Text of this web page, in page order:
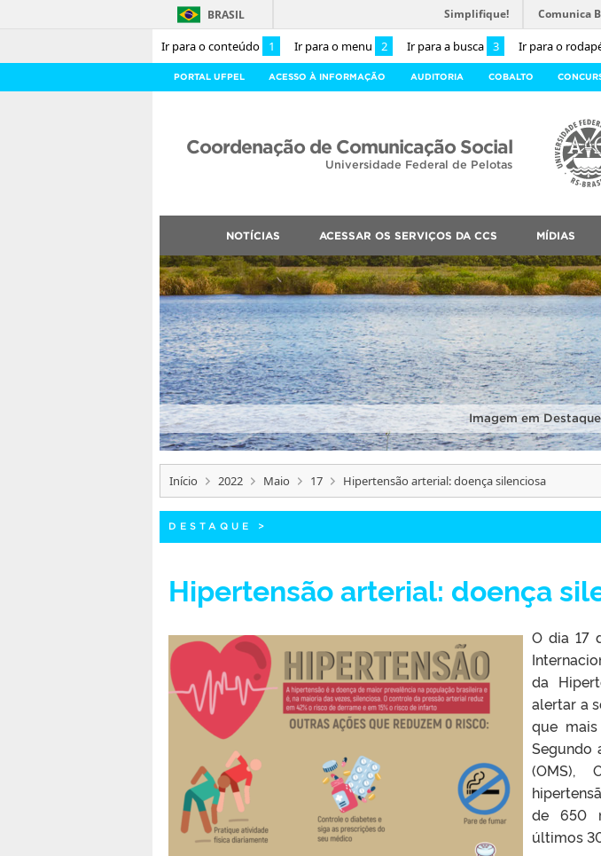
Ir para o conteúdo 1 Ir para o menu 2 Ir para a busca 3 Ir para o
BRASIL Simplifique! Comunica
PORTAL UFPEL ACESSO À INFORMAÇÃO AUDITORIA COBALTO
Coordenação de Comunicação Social
Universidade Federal de Pelotas
NOTÍCIAS ACESSAR OS SERVIÇOS DA CCS MÍDIAS
Imagem em
Início 2022 Maio 17 Hipertensão arterial: doença silenciosa
DESTAQUE >
Hipertensão arterial: doença
O dia 17
da
alertar a
que
Segundo
(OMS),
de 650
últimos